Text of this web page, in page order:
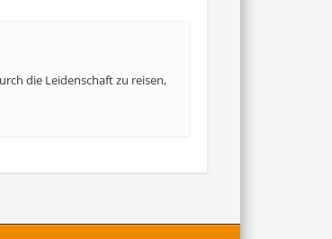
die Leidenschaft zu reisen,